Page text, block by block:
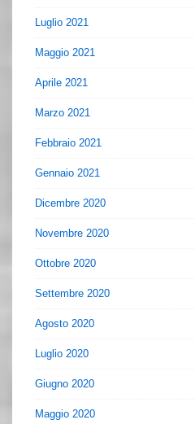
Luglio 2021
Maggio 2021
Aprile 2021
Marzo 2021
Febbraio 2021
Gennaio 2021
Dicembre 2020
Novembre 2020
Ottobre 2020
Settembre 2020
Agosto 2020
Luglio 2020
Giugno 2020
Maggio 2020